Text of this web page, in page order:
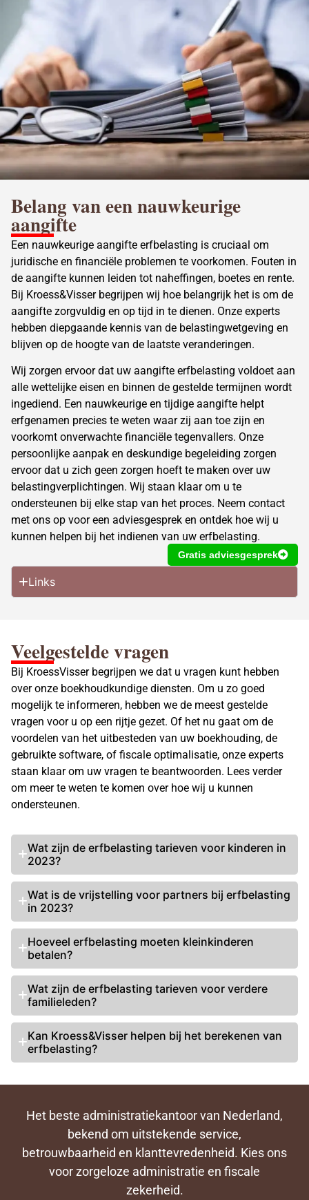
Belang van een nauwkeurige
aangifte
Een nauwkeurige aangifte erfbelasting is cruciaal om
juridische en financiële problemen te voorkomen. Fouten in
de aangifte kunnen leiden tot naheffingen, boetes en rente.
Bij Kroess&Visser begrijpen wij hoe belangrijk het is om de
aangifte zorgvuldig en op tijd in te dienen. Onze experts
hebben diepgaande kennis van de belastingwetgeving en
blijven op de hoogte van de laatste veranderingen.
Wij zorgen ervoor dat uw aangifte erfbelasting voldoet aan
alle wettelijke eisen en binnen de gestelde termijnen wordt
ingediend. Een nauwkeurige en tijdige aangifte helpt
erfgenamen precies te weten waar zij aan toe zijn en
voorkomt onverwachte financiële tegenvallers. Onze
persoonlijke aanpak en deskundige begeleiding zorgen
ervoor dat u zich geen zorgen hoeft te maken over uw
belastingverplichtingen. Wij staan klaar om u te
ondersteunen bij elke stap van het proces. Neem contact
met ons op voor een adviesgesprek en ontdek hoe wij u
kunnen helpen bij het indienen van uw erfbelasting.
Gratis adviesgesprek
Links
Veelgestelde vragen
Bij KroessVisser begrijpen we dat u vragen kunt hebben
over onze boekhoudkundige diensten. Om u zo goed
mogelijk te informeren, hebben we de meest gestelde
vragen voor u op een rijtje gezet. Of het nu gaat om de
voordelen van het uitbesteden van uw boekhouding, de
gebruikte software, of fiscale optimalisatie, onze experts
staan klaar om uw vragen te beantwoorden. Lees verder
om meer te weten te komen over hoe wij u kunnen
ondersteunen.
Wat zijn de erfbelasting tarieven voor kinderen in
2023?
Wat is de vrijstelling voor partners bij erfbelasting
in 2023?
Hoeveel erfbelasting moeten kleinkinderen
betalen?
Wat zijn de erfbelasting tarieven voor verdere
familieleden?
Kan Kroess&Visser helpen bij het berekenen van
erfbelasting?
Het beste administratiekantoor van Nederland,
bekend om uitstekende service,
betrouwbaarheid en klanttevredenheid. Kies ons
voor zorgeloze administratie en fiscale
zekerheid.